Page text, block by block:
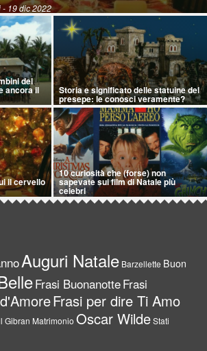
- 19 dic 2022
del
ancora il Storia e significato delle statuine del
presepe: le conosci veramente?
il cervello
10 curiosità che (forse) non
sapevate sui film di Natale più
celebri
Auguri Natale Barzellette Buon
Frasi BuonanotteFrasi
Frasi per dire Ti Amo
Gibran Matrimonio Oscar WildeStati